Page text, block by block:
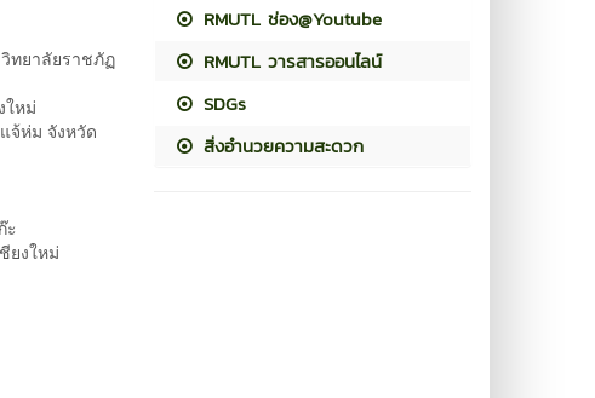
ทยาลัยราชภัฏ
หม่
จ้ห่ม จังหวัด
ะ
ยงใหม่
RMUTL ช่อง@Youtube
RMUTL วารสารออนไลน์
SDGs
สิ่งอำนวยความสะดวก